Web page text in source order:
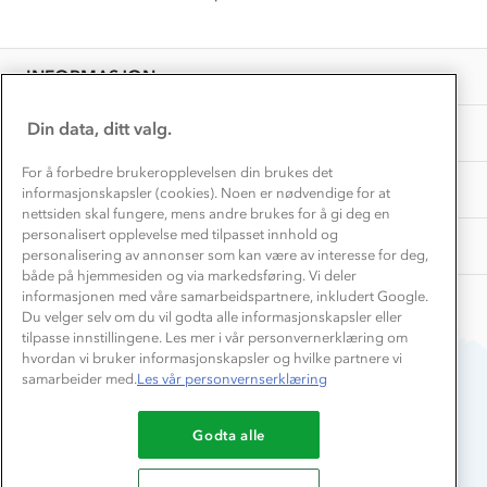
INFORMASJON
Presse
OM OSS
Samarbeide med oss?
TIPS OG RÅD
Store størrelser
Turmat oppskrifter
Beredskap
AKTIVITETER
Få turinspirasjon og tips her⛰
Overnatte utendørs⛺
Leirskole 🥾
Barnehageansatt
Tips til hyttetur
Du betaler enkelt med
Din data, ditt valg.
For å forbedre brukeropplevelsen din brukes det
informasjonskapsler (cookies). Noen er nødvendige for at
nettsiden skal fungere, mens andre brukes for å gi deg en
personalisert opplevelse med tilpasset innhold og
personalisering av annonser som kan være av interesse for deg,
både på hjemmesiden og via markedsføring. Vi deler
informasjonen med våre samarbeidspartnere, inkludert Google.
Du velger selv om du vil godta alle informasjonskapsler eller
tilpasse innstillingene. Les mer i vår personvernerklæring om
hvordan vi bruker informasjonskapsler og hvilke partnere vi
samarbeider med.Les vår personvernserklæring
Godta alle